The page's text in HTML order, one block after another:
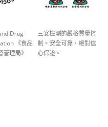
Drug
《食品
管理局》
三安檢測的嚴格質量控
制。安全可靠，絕對信
心保證。